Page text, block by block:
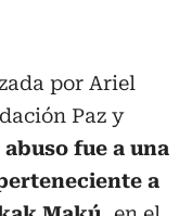
por Ariel
Paz y
fue a una
a